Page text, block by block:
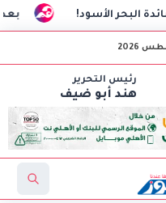
بعد 40 عامًا زواج.. تيسير فهمي تكشف الحقيقة المؤلمة وراء عدم الإنجاب
رئيس التحرير
هند أبو ضيف